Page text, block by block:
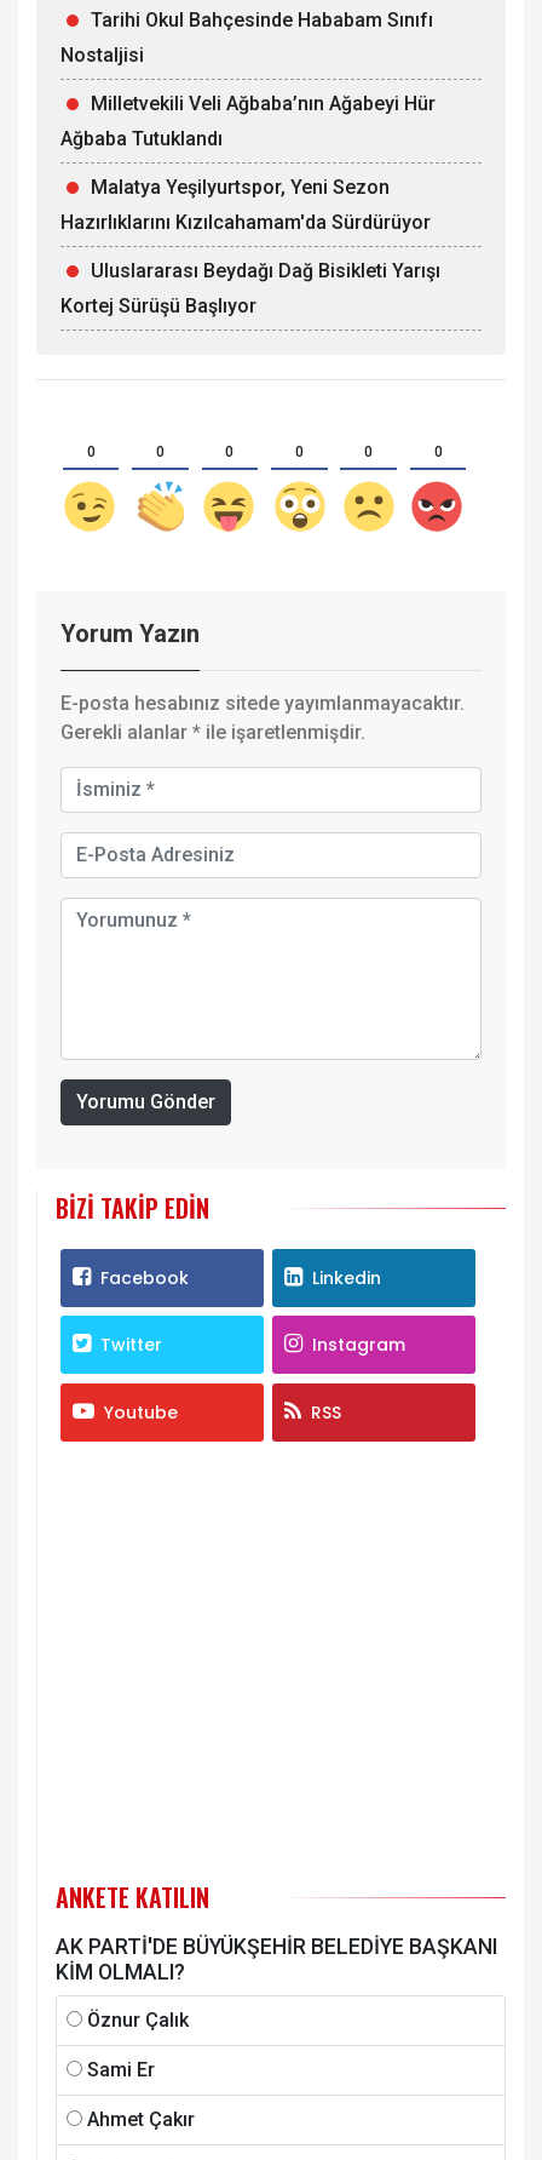
Tarihi Okul Bahçesinde Hababam Sınıfı
Nostaljisi
Milletvekili Veli Ağbaba’nın Ağabeyi Hür
Ağbaba Tutuklandı
Malatya Yeşilyurtspor, Yeni Sezon
Hazırlıklarını Kızılcahamam'da Sürdürüyor
Uluslararası Beydağı Dağ Bisikleti Yarışı
Kortej Sürüşü Başlıyor
0 0 0 0 0 0
Yorum Yazın
E-posta hesabınız sitede yayımlanmayacaktır.
Gerekli alanlar * ile işaretlenmişdir.
Yorumu Gönder
BIZI TAKIP EDIN
Facebook Linkedin
Twitter Instagram
Youtube RSS
ANKETE KATILIN
AK PARTİ'DE BÜYÜKŞEHİR BELEDİYE BAŞKANI
KİM OLMALI?
Öznur Çalık
Sami Er
Ahmet Çakır